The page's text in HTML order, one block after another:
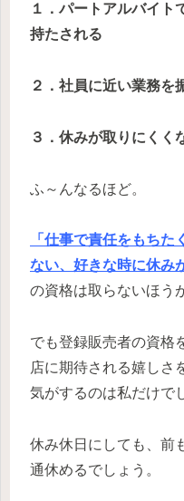
１．パートアルバイト
持たされる
２．社員に近い業務を
３．休みが取りにくく
ふ～んなるほど。
「仕事で責任をもちた
ない、好きな時に休み
の資格は取らないほう
でも登録販売者の資格
店に期待される嬉しさ
気がするのは私だけで
休み休日にしても、前
通休めるでしょう。